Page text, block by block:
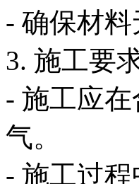
- 确保材
3. 施工要
- 施工应
气。
- 施工过